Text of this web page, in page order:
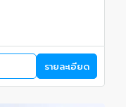
รายละเอียด